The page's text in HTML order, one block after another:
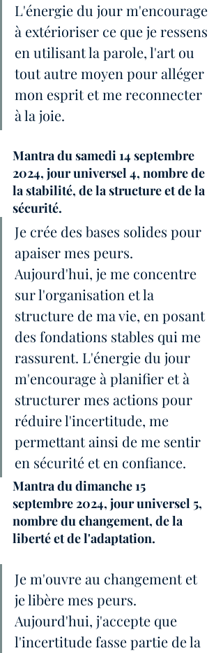
L'énergie du jour m'encourage
à extérioriser ce que je ressens
en utilisant la parole, l'art ou
tout autre moyen pour alléger
mon esprit et me reconnecter
à la joie.
Mantra du samedi 14 septembre
2024, jour universel 4, nombre de
la stabilité, de la structure et de la
sécurité.
Je crée des bases solides pour
apaiser mes peurs.
Aujourd'hui, je me concentre
sur l'organisation et la
structure de ma vie, en posant
des fondations stables qui me
rassurent. L'énergie du jour
m'encourage à planifier et à
structurer mes actions pour
réduire l'incertitude, me
permettant ainsi de me sentir
en sécurité et en confiance.
Mantra du dimanche 15
septembre 2024, jour universel 5,
nombre du changement, de la
liberté et de l'adaptation.
Je m'ouvre au changement et
je libère mes peurs.
Aujourd'hui, j'accepte que
l'incertitude fasse partie de la